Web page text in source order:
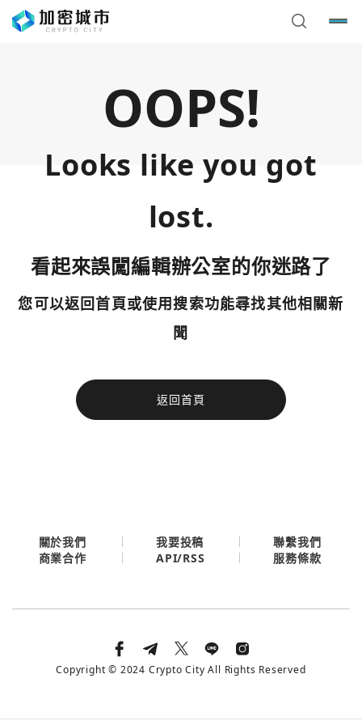
OOPS!
Looks like you got
lost.
看起來誤闖編輯辦公室的你迷路了
您可以返回首頁或使用搜索功能尋找其他相關新
聞
返回首頁
今日熱門
使用以下帳號繼續
您已閒置5分鐘，請點擊關閉按鈕或空白處，即可回到加密
今日熱門
關於我們 我要投稿
聯繫我們
商業合作
API/RSS 服務條款
Copyright © 2024 Crypto City All Rights Reserved